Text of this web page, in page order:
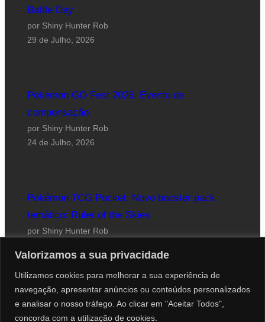
Valorizamos a sua privacidade
Utilizamos cookies para melhorar a sua experiência de
navegação, apresentar anúncios ou conteúdos personalizados
e analisar o nosso tráfego. Ao clicar em "Aceitar Todos",
concorda com a utilização de cookies.
Battle Day
por Shiny Hunter Rob
29 de Julho, 2026
Pokémon GO Fest 2026: Evento de
compensação
por Shiny Hunter Rob
24 de Julho, 2026
Pokémon TCG Pocket: Novo booster pack
temático: Ruler of the Skies
por Shiny Hunter Rob
Website desenhado por Roberto Coutinho